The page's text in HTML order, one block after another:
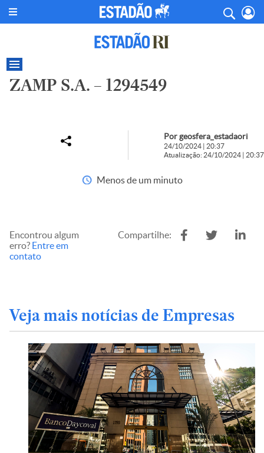
ZAMP S.A. – 1294549
Por geosfera_estadaori
24/10/2024 | 20:37
Atualização: 24/10/2024 | 20:37
Menos de um minuto
Encontrou algum
erro? Entre em
contato
Compartilhe:
Veja mais notícias de Empresas